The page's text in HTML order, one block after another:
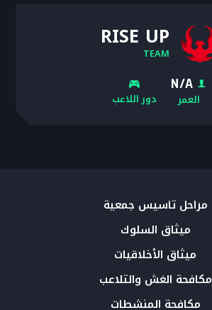
RISE UP
TEAM
N/A
العمر دور اللاعب
مراحل تأسيس جمعية
ميثاق السلوك
ميثاق الأخلاقيات
مكافحة الغش والتلاعب
مكافحة المنشطات